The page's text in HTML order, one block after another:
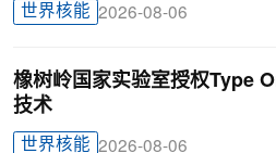
世界核能 2026-08-06
橡树岭国家实验室授权Type
技术
世界核能 2026-08-06